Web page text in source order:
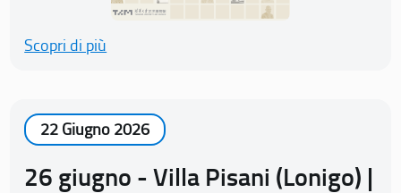
Scopri di più
22 Giugno 2026
26 giugno - Villa Pisani (Lonigo) |